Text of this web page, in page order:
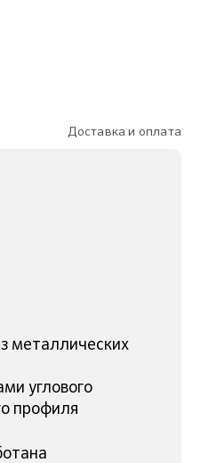
Доставка и оплата
металлических
углового
профиля